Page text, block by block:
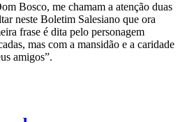
Bosco, me chamam a atenção duas
neste Boletim Salesiano que ora
frase é dita pelo personagem
mas com a mansidão e a caridade
amigos”.